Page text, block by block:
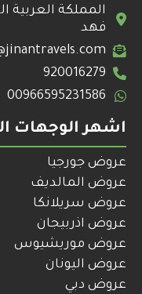
المملكة
فهد
920016279
00966595231586
اشهر الوجهات
عروض جورجيا
عروض المالديف
عروض سريلانكا
عروض اذربيجان
عروض موريشيوس
عروض اليونان
عروض دبي